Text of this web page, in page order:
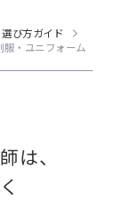
選び方ガイド
・ユニフォーム
は、